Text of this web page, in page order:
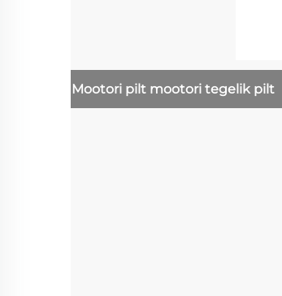
Mootori pilt mootori tegelik pilt